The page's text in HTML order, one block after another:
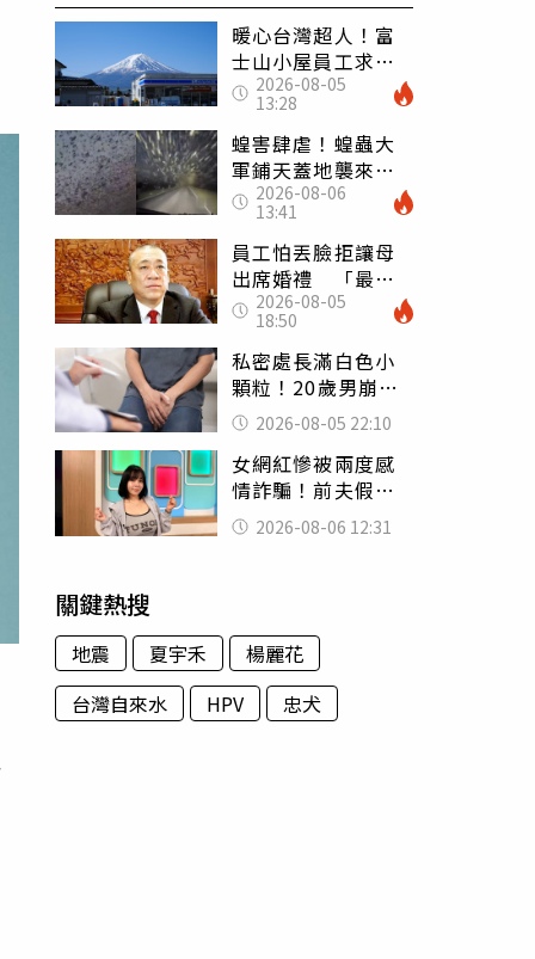
暖心台灣超人！富
士山小屋員工求助
「想活下去」 山
友狂背物資上山：
台灣真的是寶島
2026-08-05
13:28
蝗害肆虐！蝗蟲大
軍鋪天蓋地襲來宛
如末日 網驚：聖
經十災
2026-08-06
13:41
員工怕丟臉拒讓母
出席婚禮 「最愛
發錢老闆」震怒開
除：我看不起你
2026-08-05
18:50
私密處長滿白色小
顆粒！20歲男崩潰
求診 醫曝5大真相
別再誤會
2026-08-05 22:10
女網紅慘被兩度感
情詐騙！前夫假割
頸詐光200萬再遇假
富商「養套殺2000
2026-08-06 12:31
關鍵熱搜
地震 夏宇禾
楊麗花
台灣自來水
HPV 忠犬